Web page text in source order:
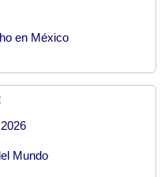
en México
Mundo